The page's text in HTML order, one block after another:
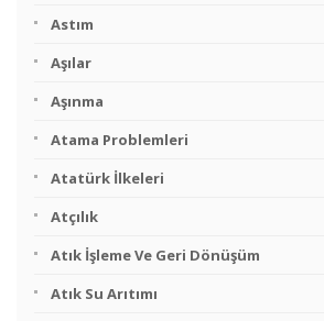
Astım
Aşılar
Aşınma
Atama Problemleri
Atatürk İlkeleri
Atçılık
Atık İşleme Ve Geri Dönüşüm
Atık Su Arıtımı